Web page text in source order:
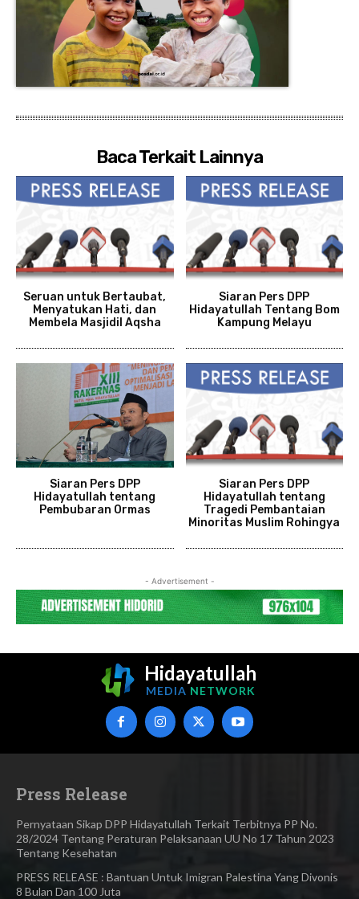
Baca Terkait Lainnya
Seruan untuk Bertaubat,
Menyatukan Hati, dan
Membela Masjidil Aqsha
Siaran Pers DPP
Hidayatullah Tentang Bom
Kampung Melayu
Siaran Pers DPP
Hidayatullah tentang
Pembubaran Ormas
Siaran Pers DPP
Hidayatullah​ tentang
Tragedi Pembantaian
Minoritas Muslim Rohingya
- Advertisement -
Hidayatullah
MEDIA NETWORK
Press Release
Pernyataan Sikap DPP Hidayatullah Terkait Terbitnya PP No.
28/2024 Tentang Peraturan Pelaksanaan UU No 17 Tahun 2023
Tentang Kesehatan
PRESS RELEASE : Bantuan Untuk Imigran Palestina Yang Divonis
8 Bulan Dan 100 Juta